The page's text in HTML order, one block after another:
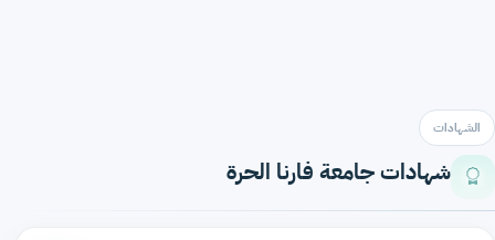
الشهادات
شهادات جامعة فارنا الحرة